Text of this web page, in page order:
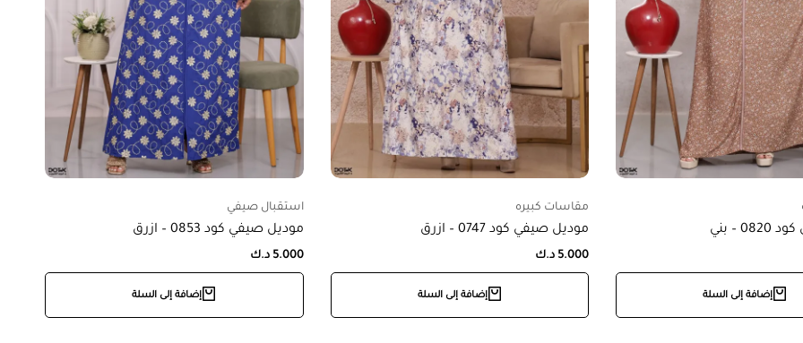
– بني
إضافة إلى السلة
مقاسات كبيره
موديل صيفي كود 0747 – ازرق
5.000 د.ك
إضافة إلى السلة
استقبال صيفي
موديل صيفي كود 0853 – ازرق
5.000 د.ك
إضافة إلى السلة